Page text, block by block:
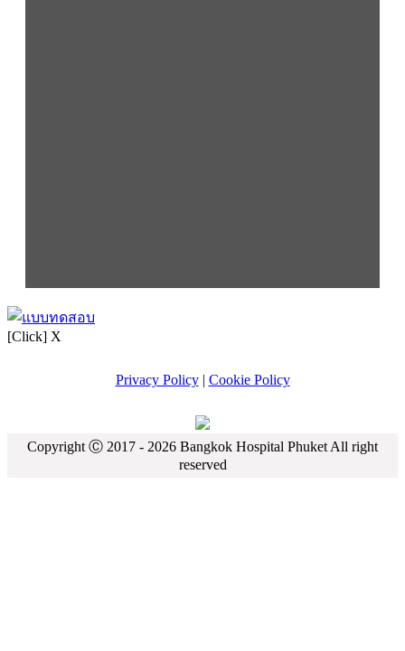
[Click] X
Privacy Policy| Cookie Policy
Copyright Ⓒ 2017 - 2026 Bangkok Hospital Phuket All right
reserved